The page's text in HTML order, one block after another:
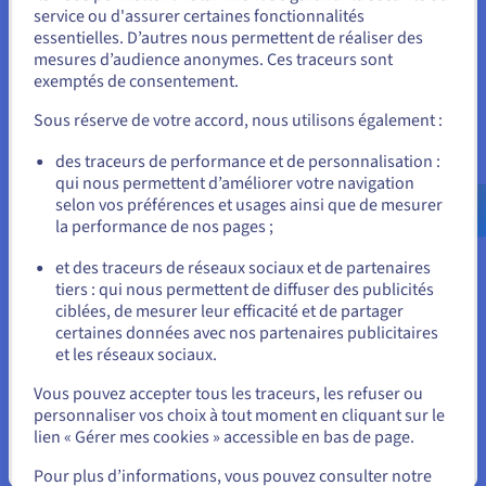
données et qui vont consommer
beaucoup de ressources
machine, il est intéressant de
pouvoir les isoler. Nous sommes
capables d’avoir une base de
données distincte pour chaque
client car avec un service
managé, nous pouvons disposer
d’une nouvelle base MongoDB en
quelques minutes seulement.
»
Le résultat
La disponibilité en
puis en disponibilité
Vous semblez être localisé en États-
Unis.
Pour commander, rendez-vous sur le site de votre pays (États-
Allez sur le site États-Unis
us.ovhcloud.com/
Anglais USD - $
ou
Rester sur le site actuel
Sélectionner un autre site web
service ou d'assurer certaines fonctionnalités
essentielles. D’autres nous permettent de réaliser des
mesures d’audience anonymes. Ces traceurs sont
exemptés de consentement.
Sous réserve de votre accord, nous utilisons également :
des traceurs de performance et de personnalisation :
qui nous permettent d’améliorer votre navigation
selon vos préférences et usages ainsi que de mesurer
la performance de nos pages ;
et des traceurs de réseaux sociaux et de partenaires
tiers : qui nous permettent de diffuser des publicités
ciblées, de mesurer leur efficacité et de partager
certaines données avec nos partenaires publicitaires
et les réseaux sociaux.
Vous pouvez accepter tous les traceurs, les refuser ou
personnaliser vos choix à tout moment en cliquant sur le
lien « Gérer mes cookies » accessible en bas de page.
Pour plus d’informations, vous pouvez consulter notre